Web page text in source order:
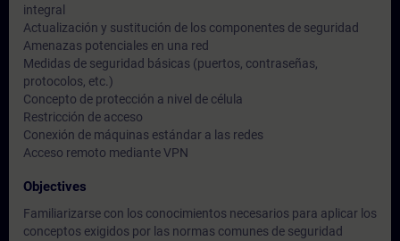
integral
Actualización y sustitución de los componentes de seguridad
Amenazas potenciales en una red
Medidas de seguridad básicas (puertos, contraseñas,
protocolos, etc.)
Concepto de protección a nivel de célula
Restricción de acceso
Conexión de máquinas estándar a las redes
Acceso remoto mediante VPN
Objectives
Familiarizarse con los conocimientos necesarios para aplicar los
conceptos exigidos por las normas comunes de seguridad